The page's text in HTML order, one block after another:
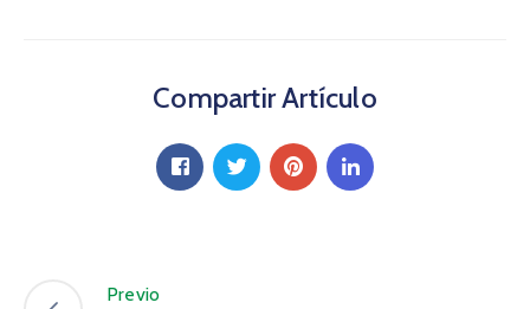
Compartir Artículo
Previo